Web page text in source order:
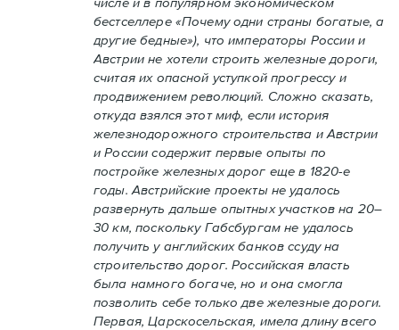
бестселлере «Почему одни страны богатые, а
другие бедные»), что императоры России и
Австрии не хотели строить железные дороги,
считая их опасной уступкой прогрессу и
продвижением революций. Сложно сказать,
откуда взялся этот миф, если история
железнодорожного строительства и Австрии
и России содержит первые опыты по
постройке железных дорог еще в 1820-е
годы. Австрийские проекты не удалось
развернуть дальше опытных участков на 20–
30 км, поскольку Габсбургам не удалось
получить у английских банков ссуду на
строительство дорог. Российская власть
была намного богаче, но и она смогла
позволить себе только две железные дороги.
Первая, Царскосельская, имела длину всего